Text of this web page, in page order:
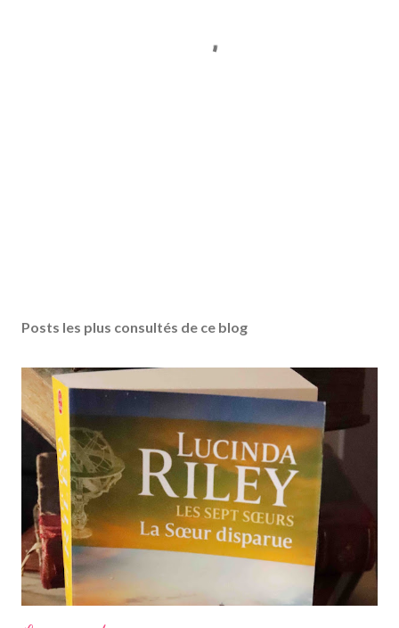
Posts les plus consultés de ce blog